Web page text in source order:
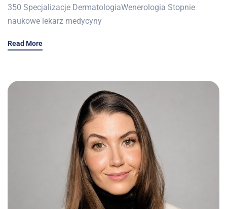
350 Specjalizacje DermatologiaWenerologia Stopnie
naukowe lekarz medycyny
Read More